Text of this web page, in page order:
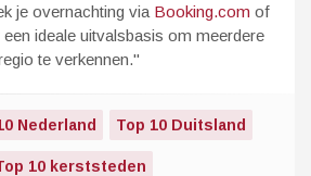
je overnachting via Booking.com of
ideale uitvalsbasis om meerdere
te verkennen."
Nederland Top 10 Duitsland
10 kerststeden